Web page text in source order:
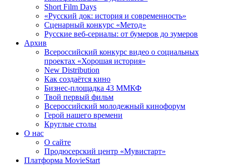
Short Film Days
«Русский док: история и современность»
Сценарный конкурс «Метод»
Русские веб-сериалы: от бумеров до зумеров
Архив
Всероссийский конкурс видео о социальных
проектах «Хорошая история»
New Distribution
Как создаётся кино
Бизнес-площадка 43 ММКФ
Твой первый фильм
Всероссийский молодежный кинофорум
Герой нашего времени
Круглые столы
О нас
О сайте
Продюсерский центр «Мувистарт»
Платформа MovieStart